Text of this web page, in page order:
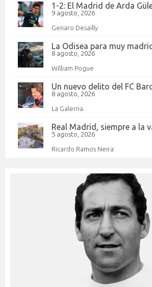
1-2: El Madrid de Arda
9 agosto, 2026
Genaro Desailly
La Odisea para muy
8 agosto, 2026
William Pogue
Un nuevo delito del FC
8 agosto, 2026
La Galerna
Real Madrid, siempre a la
5 agosto, 2026
Ricardo Ramos Neira